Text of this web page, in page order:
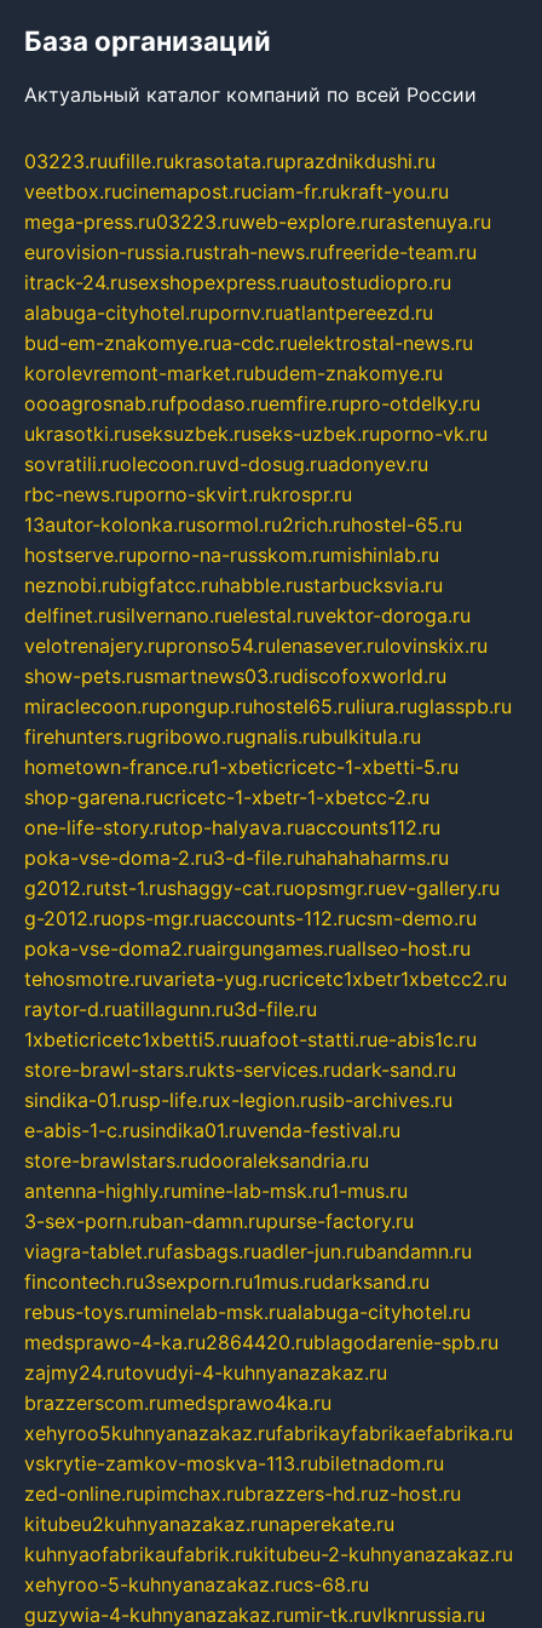
База организаций
Актуальный каталог компаний по всей России
03223.ruufille.rukrasotata.ruprazdnikdushi.ru
veetbox.rucinemapost.ruciam-fr.rukraft-you.ru
mega-press.ru03223.ruweb-explore.rurastenuya.ru
eurovision-russia.rustrah-news.rufreeride-team.ru
itrack-24.rusexshopexpress.ruautostudiopro.ru
alabuga-cityhotel.rupornv.ruatlantpereezd.ru
bud-em-znakomye.rua-cdc.ruelektrostal-news.ru
korolevremont-market.rubudem-znakomye.ru
oooagrosnab.rufpodaso.ruemfire.rupro-otdelky.ru
ukrasotki.ruseksuzbek.ruseks-uzbek.ruporno-vk.ru
sovratili.ruolecoon.ruvd-dosug.ruadonyev.ru
rbc-news.ruporno-skvirt.rukrospr.ru
13autor-kolonka.rusormol.ru2rich.ruhostel-65.ru
hostserve.ruporno-na-russkom.rumishinlab.ru
neznobi.rubigfatcc.ruhabble.rustarbucksvia.ru
delfinet.rusilvernano.ruelestal.ruvektor-doroga.ru
velotrenajery.rupronso54.rulenasever.rulovinskix.ru
show-pets.rusmartnews03.rudiscofoxworld.ru
miraclecoon.rupongup.ruhostel65.ruliura.ruglasspb.ru
firehunters.rugribowo.rugnalis.rubulkitula.ru
hometown-france.ru1-xbeticricetc-1-xbetti-5.ru
shop-garena.rucricetc-1-xbetr-1-xbetcc-2.ru
one-life-story.rutop-halyava.ruaccounts112.ru
poka-vse-doma-2.ru3-d-file.ruhahahaharms.ru
g2012.rutst-1.rushaggy-cat.ruopsmgr.ruev-gallery.ru
g-2012.ruops-mgr.ruaccounts-112.rucsm-demo.ru
poka-vse-doma2.ruairgungames.ruallseo-host.ru
tehosmotre.ruvarieta-yug.rucricetc1xbetr1xbetcc2.ru
raytor-d.ruatillagunn.ru3d-file.ru
1xbeticricetc1xbetti5.ruuafoot-statti.rue-abis1c.ru
store-brawl-stars.rukts-services.rudark-sand.ru
sindika-01.rusp-life.rux-legion.rusib-archives.ru
e-abis-1-c.rusindika01.ruvenda-festival.ru
store-brawlstars.rudooraleksandria.ru
antenna-highly.rumine-lab-msk.ru1-mus.ru
3-sex-porn.ruban-damn.rupurse-factory.ru
viagra-tablet.rufasbags.ruadler-jun.rubandamn.ru
fincontech.ru3sexporn.ru1mus.rudarksand.ru
rebus-toys.ruminelab-msk.rualabuga-cityhotel.ru
medsprawo-4-ka.ru2864420.rublagodarenie-spb.ru
zajmy24.rutovudyi-4-kuhnyanazakaz.ru
brazzerscom.rumedsprawo4ka.ru
xehyroo5kuhnyanazakaz.rufabrikayfabrikaefabrika.ru
vskrytie-zamkov-moskva-113.rubiletnadom.ru
zed-online.rupimchax.rubrazzers-hd.ruz-host.ru
kitubeu2kuhnyanazakaz.runaperekate.ru
kuhnyaofabrikaufabrik.rukitubeu-2-kuhnyanazakaz.ru
xehyroo-5-kuhnyanazakaz.rucs-68.ru
guzywia-4-kuhnyanazakaz.rumir-tk.ruvlknrussia.ru